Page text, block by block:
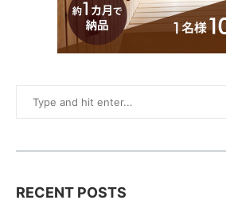
RECENT POSTS